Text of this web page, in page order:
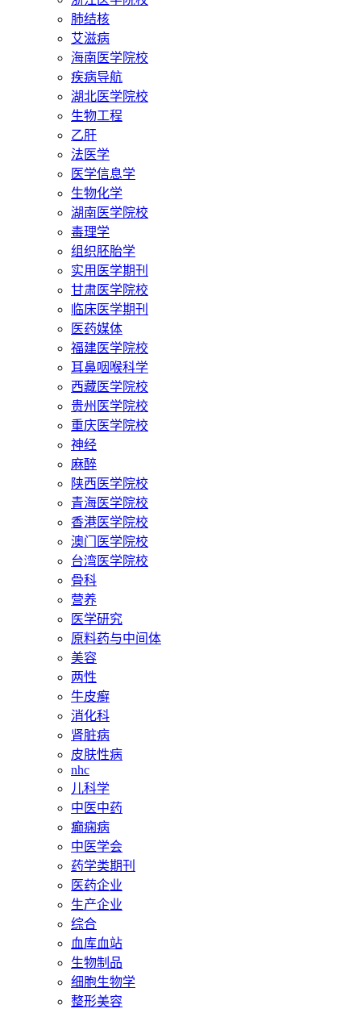
肺结核
艾滋病
海南医学院校
疾病导航
湖北医学院校
生物工程
乙肝
法医学
医学信息学
生物化学
湖南医学院校
毒理学
组织胚胎学
实用医学期刊
甘肃医学院校
临床医学期刊
医药媒体
福建医学院校
耳鼻咽喉科学
西藏医学院校
贵州医学院校
重庆医学院校
神经
麻醉
陕西医学院校
青海医学院校
香港医学院校
澳门医学院校
台湾医学院校
骨科
营养
医学研究
原料药与中间体
美容
两性
牛皮癣
消化科
肾脏病
皮肤性病
nhc
儿科学
中医中药
癫痫病
中医学会
药学类期刊
医药企业
生产企业
综合
血库血站
生物制品
细胞生物学
整形美容